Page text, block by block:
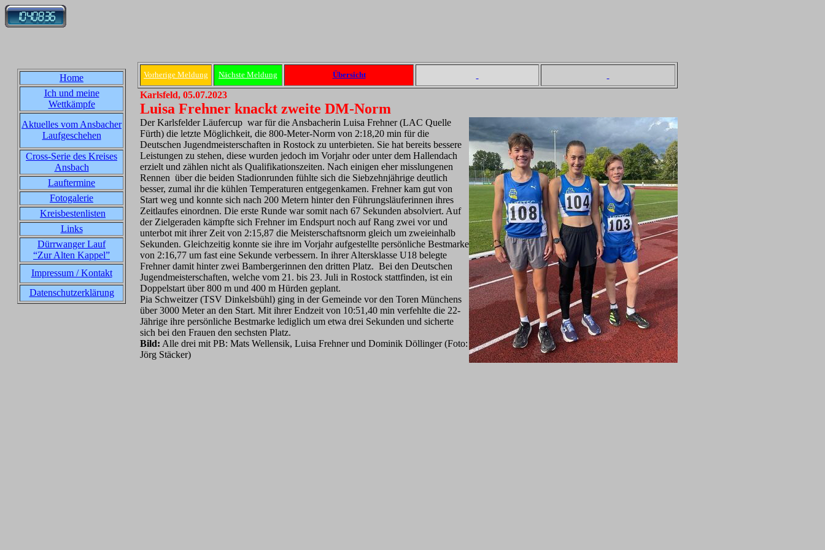
Home
Ich und meine
Wettkämpfe
Aktuelles vom Ansbacher
Laufgeschehen
Cross-Serie des Kreises
Ansbach
Lauftermine
Fotogalerie
Kreisbestenlisten
Links
Dürrwanger Lauf
“Zur Alten Kappel”
Impressum / Kontakt
Datenschutzerklärung
Vorherige Meldung Nächste Meldung Übersicht
Karlsfeld, 05.07.2023
Luisa Frehner knackt zweite DM-Norm
Der Karlsfelder Läufercup war für die Ansbacherin Luisa Frehner (LAC Quelle
Fürth) die letzte Möglichkeit, die 800-Meter-Norm von 2:18,20 min für die
Deutschen Jugendmeisterschaften in Rostock zu unterbieten. Sie hat bereits bessere
Leistungen zu stehen, diese wurden jedoch im Vorjahr oder unter dem Hallendach
erzielt und zählen nicht als Qualifikationszeiten. Nach einigen eher misslungenen
Rennen über die beiden Stadionrunden fühlte sich die Siebzehnjährige deutlich
besser, zumal ihr die kühlen Temperaturen entgegenkamen. Frehner kam gut von
Start weg und konnte sich nach 200 Metern hinter den Führungsläuferinnen ihres
Zeitlaufes einordnen. Die erste Runde war somit nach 67 Sekunden absolviert. Auf
der Zielgeraden kämpfte sich Frehner im Endspurt noch auf Rang zwei vor und
unterbot mit ihrer Zeit von 2:15,87 die Meisterschaftsnorm gleich um zweieinhalb
Sekunden. Gleichzeitig konnte sie ihre im Vorjahr aufgestellte persönliche Bestmarke
von 2:16,77 um fast eine Sekunde verbessern. In ihrer Altersklasse U18 belegte
Frehner damit hinter zwei Bambergerinnen den dritten Platz. Bei den Deutschen
Jugendmeisterschaften, welche vom 21. bis 23. Juli in Rostock stattfinden, ist ein
Doppelstart über 800 m und 400 m Hürden geplant.
Pia Schweitzer (TSV Dinkelsbühl) ging in der Gemeinde vor den Toren Münchens
über 3000 Meter an den Start. Mit ihrer Endzeit von 10:51,40 min verfehlte die 22-
Jährige ihre persönliche Bestmarke lediglich um etwa drei Sekunden und sicherte
sich bei den Frauen den sechsten Platz.
Bild: Alle drei mit PB: Mats Wellensik, Luisa Frehner und Dominik Döllinger (Foto:
Jörg Stäcker)